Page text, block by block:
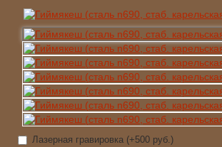
Лазерная гравировка (+500 руб.)